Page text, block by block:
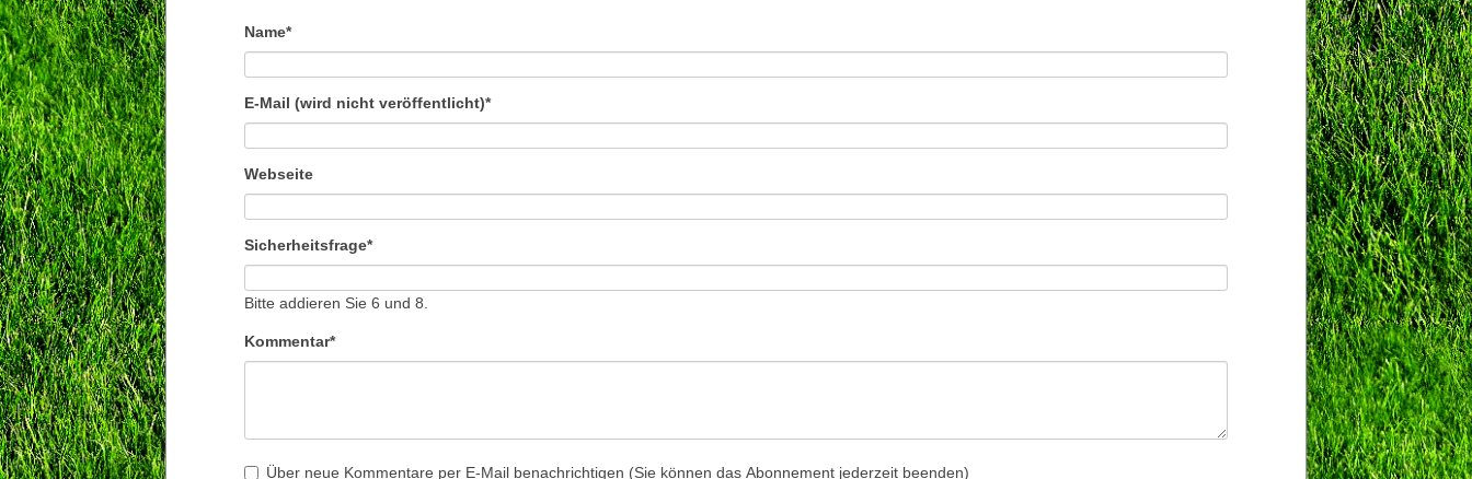
Pflichtfeld
Name*
Pflichtfeld
E-Mail (wird nicht veröffentlicht)*
Webseite
Pflichtfeld
Sicherheitsfrage*
Bitte addieren Sie 6 und 8.
Pflichtfeld
Kommentar*
Über neue Kommentare per E-Mail benachrichtigen (Sie können das Abonnement jederzeit beenden)